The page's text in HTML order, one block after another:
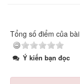
Tổng số điểm của
Ý kiến bạn đọc